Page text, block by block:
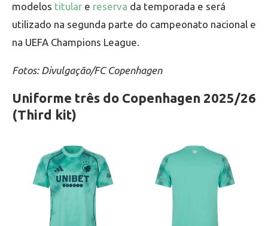
modelos titular e reserva da temporada e será
utilizado na segunda parte do campeonato nacional e
na UEFA Champions League.
Fotos: Divulgação/FC Copenhagen
Uniforme três do Copenhagen 2025/26
(Third kit)